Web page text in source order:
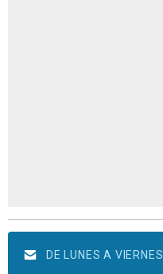
DE LUNES A VIERNES